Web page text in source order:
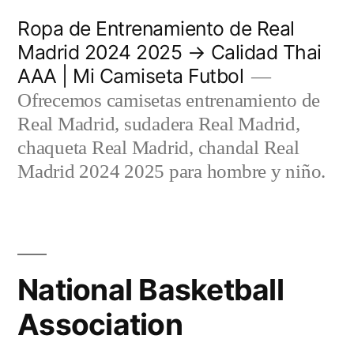
contenido
Ropa de Entrenamiento de Real
Madrid 2024 2025 → Calidad Thai
AAA | Mi Camiseta Futbol
Ofrecemos camisetas entrenamiento de
Real Madrid, sudadera Real Madrid,
chaqueta Real Madrid, chandal Real
Madrid 2024 2025 para hombre y niño.
National Basketball
Association